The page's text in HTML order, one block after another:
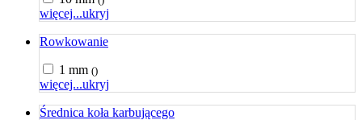
więcej...ukryj
Rowkowanie
1 mm ()
więcej...ukryj
Średnica koła karbującego